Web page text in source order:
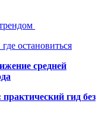
остановиться
средней
гид без